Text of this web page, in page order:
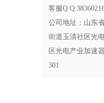
客服Q
公司地址：山东
街道玉清社区光
区光电产业加速
301